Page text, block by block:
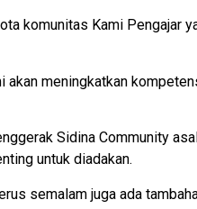
komunitas Kami
akan meningkatkan
Sidina Community
untuk diadakan.
semalam juga ada